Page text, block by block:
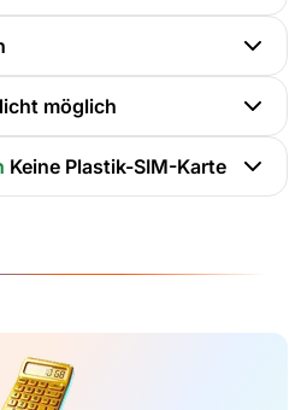
möglich
Keine Plastik-SIM-Karte